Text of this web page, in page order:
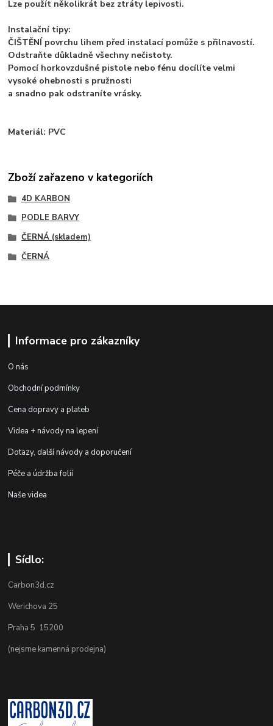
Lze použít několikrát bez ztráty lepivosti.
Instalační tipy:
ČIŠTĚNÍ povrchu lihem před instalací pomůže s přilnavostí.
Odstraňte důkladně všechny nečistoty.
Pomocí horkovzdušné pistole nebo fénu docílíte velmi
vysoké ohebnosti s pružnosti
a snadno pak odstraníte vrásky.
Materiál: PVC
Zboží zařazeno v kategoriích
4D KARBON
PODLE BARVY
ČERNÁ (skladem)
ČERNÁ
Informace pro zákazníky
O nás
Obchodní podmínky
Cena dopravy a plateb
Videa + návody na lepení
Dotazy, další návody a doporučení
Péče a údržba folií
Naše videa
Sídlo:
Carbon3d.cz
Werichova 25
Praha 5 15200
(nejsme kamenná prodejna)